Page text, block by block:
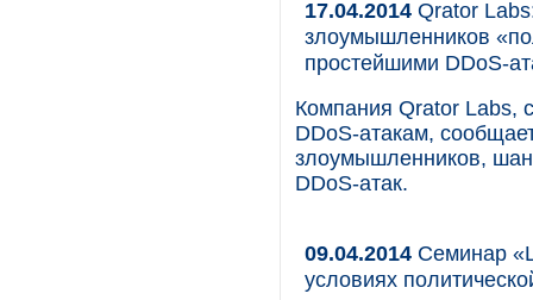
17.04.2014 Qrator
злоумышленников
простейшими DDoS-
Компания Qrator Labs,
DDoS-атакам,
злоумышленников,
DDoS-атак.
09.04.2014 Семинар
условиях